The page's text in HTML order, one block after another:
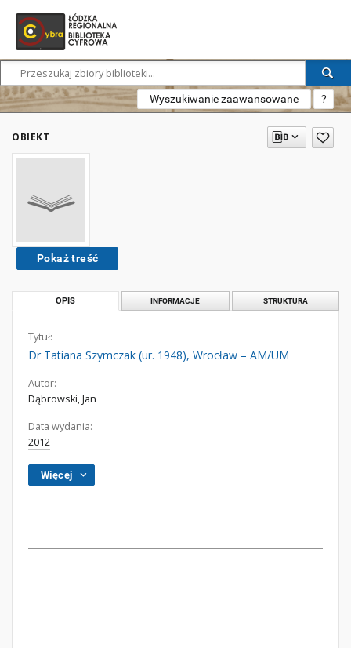
Wyszukiwanie zaawansowane ?
OBIEKT
Pokaż treść
OPIS INFORMACJE STRUKTURA
Tytuł:
Dr Tatiana Szymczak (ur. 1948), Wrocław – AM/UM
Autor:
Dąbrowski, Jan
Data wydania:
2012
Więcej